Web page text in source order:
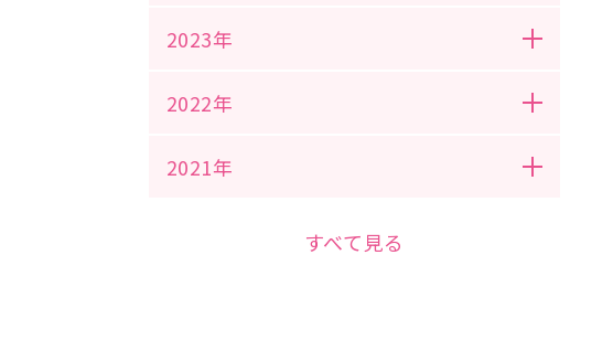
2023年
2022年
2021年
すべて見る